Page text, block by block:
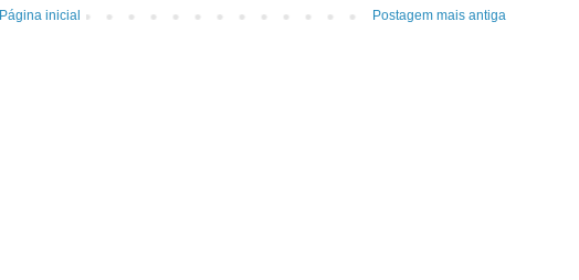
Postagem mais antiga
Página inicial